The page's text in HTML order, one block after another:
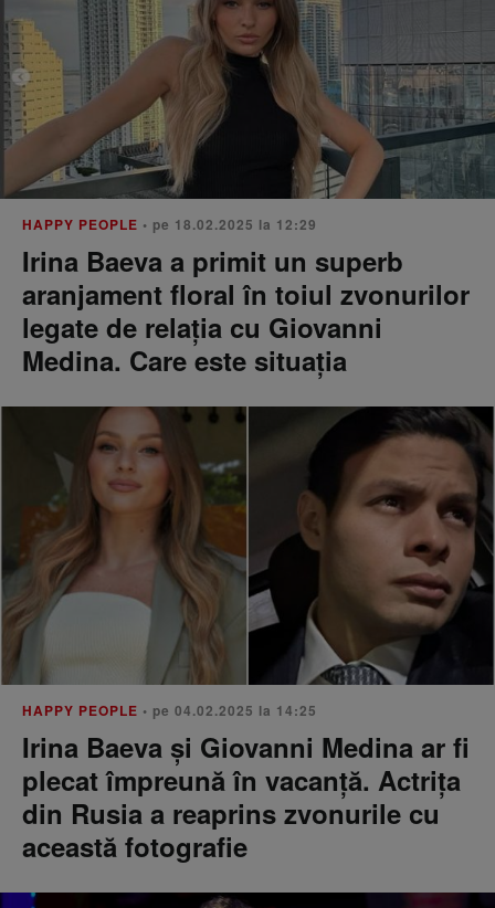
HAPPY PEOPLE • pe 18.02.2025 la 12:29
Irina Baeva a primit un superb
aranjament floral în toiul zvonurilor
legate de relația cu Giovanni
Medina. Care este situația
HAPPY PEOPLE • pe 04.02.2025 la 14:25
Irina Baeva și Giovanni Medina ar fi
plecat împreună în vacanță. Actrița
din Rusia a reaprins zvonurile cu
această fotografie